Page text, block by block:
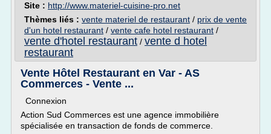
Site : http://www.materiel-cuisine-pro.net
Thèmes liés : vente materiel de restaurant / prix de vente
d'un hotel restaurant / vente cafe hotel restaurant /
vente d'hotel restaurant / vente d hotel
restaurant
Vente Hôtel Restaurant en Var - AS
Commerces - Vente ...
Connexion
Action Sud Commerces est une agence immobilière
spécialisée en transaction de fonds de commerce.